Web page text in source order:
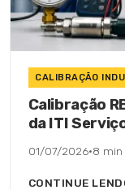
CALIBRAÇÃO
Calibração
da ITI
01/07/2026·8 min
CONTINUE